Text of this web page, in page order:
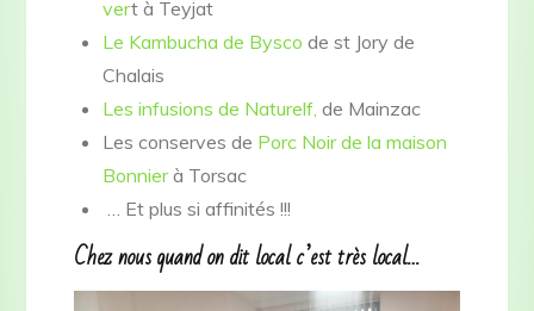
vert à Teyjat
Le Kambucha de Bysco de st Jory de
Chalais
Les infusions de Naturelf, de Mainzac
Les conserves de Porc Noir de la maison
Bonnierà Torsac
… Et plus si affinités !!!
Chez nous quand on dit local c’est très local…